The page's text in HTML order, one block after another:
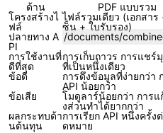
ด้าน PDF แบบรวม
โครงสร้างไ
ฟล์
ไฟล์รวมเดียว (เอกสาร
ซ็น + ใบรับรอง)
ปลายทาง A
PI
/documents/
การใช้งานที่
ดีที่สุด
การเก็บถาวร การแชร์
ที่เป็นหนึ่งเดียว
ข้อดี
การดึงข้อมูลที่ง่ายกว่า
API น้อยกว่า
ข้อเสีย
โมดูลาร์น้อยกว่า การแ
งส่วนทำได้ยากกว่า
ผลกระทบด้า
นต้นทุน
การเรียก API หนึ่งครั้ง
ดหมาย